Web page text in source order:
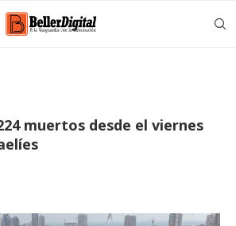
muertos desde el viernes